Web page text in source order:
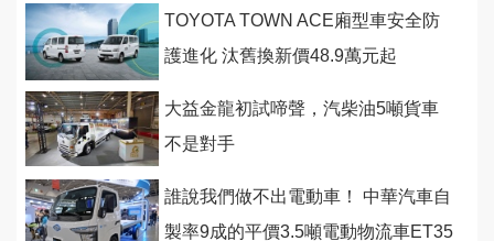
TOYOTA TOWN ACE廂型車安全防
護進化 汰舊換新價48.9萬元起
大益金龍初試啼聲，汽柴油5噸貨車
不是對手
誰說我們做不出電動車！ 中華汽車自
製率9成的平價3.5噸電動物流車ET35